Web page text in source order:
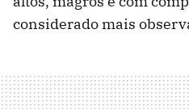
considerado mais